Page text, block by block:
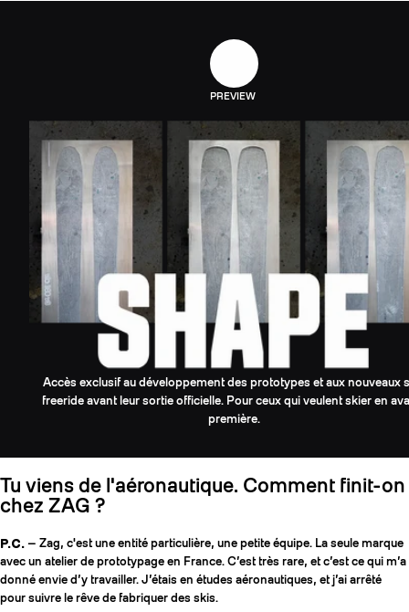
PREVIEW
Accès exclusif au développement des prototypes et aux nouveaux
freeride avant leur sortie officielle. Pour ceux qui veulent skier en
première.
Tu viens de l'aéronautique. Comment finit-on
chez ZAG ?
P.C. — Zag, c'est une entité particulière, une petite équipe. La seule marque
avec un atelier de prototypage en France. C’est très rare, et c’est ce qui m’a
donné envie d’y travailler. J’étais en études aéronautiques, et j’ai arrêté
pour suivre le rêve de fabriquer des skis.